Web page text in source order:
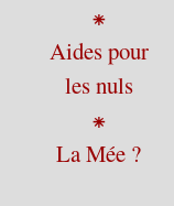
⁕
Aides pour
les nuls
⁕
La Mée ?